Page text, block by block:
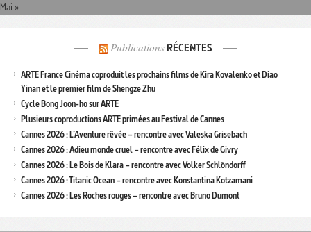
Mai »
Publications RÉCENTES
ARTE France Cinéma coproduit les prochains films de Kira Kovalenko et Diao
Yinan et le premier film de Shengze Zhu
Cycle Bong Joon-ho sur ARTE
Plusieurs coproductions ARTE primées au Festival de Cannes
Cannes 2026 : L’Aventure rêvée – rencontre avec Valeska Grisebach
Cannes 2026 : Adieu monde cruel – rencontre avec Félix de Givry
Cannes 2026 : Le Bois de Klara – rencontre avec Volker Schlöndorff
Cannes 2026 : Titanic Ocean – rencontre avec Konstantina Kotzamani
Cannes 2026 : Les Roches rouges – rencontre avec Bruno Dumont